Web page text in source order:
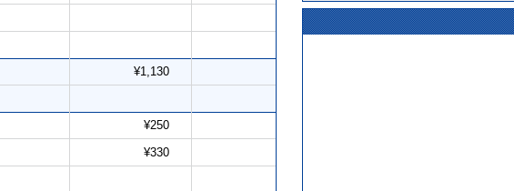
¥1,130
¥250
¥330